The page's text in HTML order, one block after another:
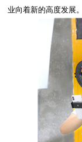
业向着新的高度发展。